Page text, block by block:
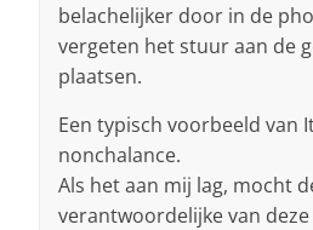
belachelijker door in de
vergeten het stuur aan de
plaatsen.
Een typisch voorbeeld van
nonchalance.
Als het aan mij lag, mocht
verantwoordelijke van